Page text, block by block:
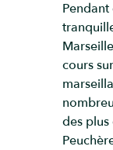
cours
des plus